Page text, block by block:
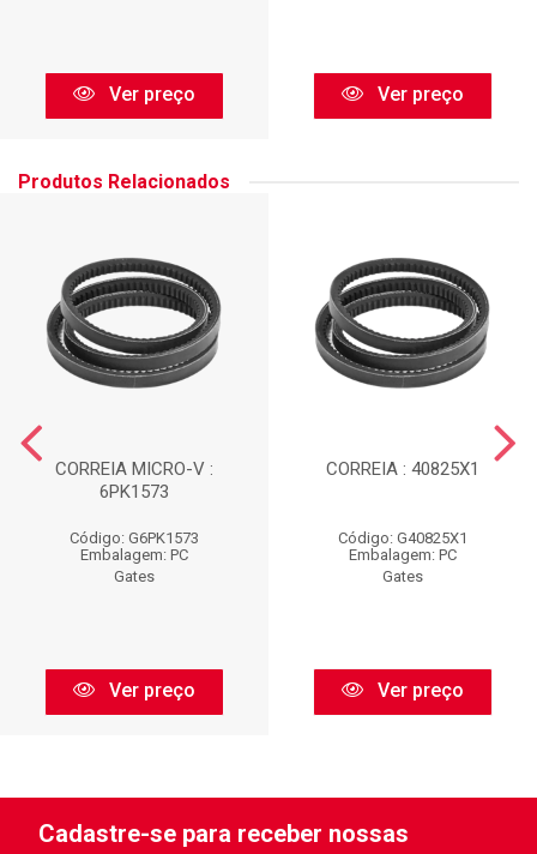
Ver preço Ver preço
Produtos Relacionados
CORREIA MICRO-V :
6PK1573
Código: G6PK1573
Embalagem: PC
Gates
Ver preço
CORREIA : 40825X1
Código: G40825X1
Embalagem: PC
Gates
Ver preço
Cadastre-se para receber nossas